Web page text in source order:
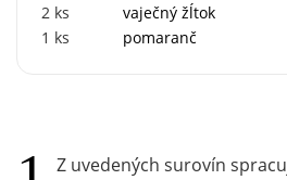
2 ks
vaječný žĺtok
1 ks pomaranč
Z uvedených surovín